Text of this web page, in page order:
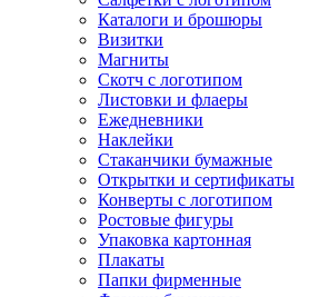
Каталоги и брошюры
Визитки
Магниты
Скотч с логотипом
Листовки и флаеры
Ежедневники
Наклейки
Стаканчики бумажные
Открытки и сертификаты
Конверты с логотипом
Ростовые фигуры
Упаковка картонная
Плакаты
Папки фирменные